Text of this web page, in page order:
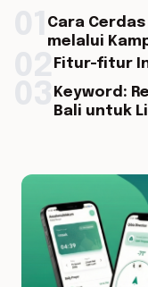
Cara
melalui
Fitur-fitur
Keyword:
Bali untuk